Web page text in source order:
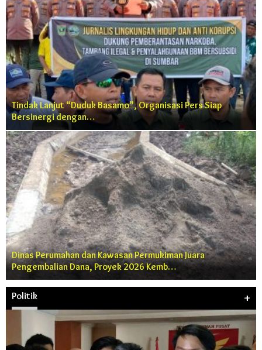
Tindak Lanjut “Duduk Basamo”, Organisasi Pers Siap
Bersinergi dengan…
Dinas Perumahan dan Kawasan Permukiman Juara
Pengembalian Dana, Proyek 2026 Kemb…
Politik +